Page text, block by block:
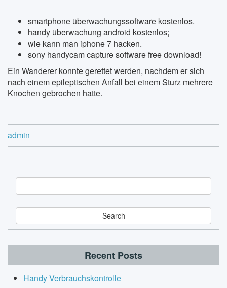
smartphone überwachungssoftware kostenlos.
handy überwachung android kostenlos;
wie kann man iphone 7 hacken.
sony handycam capture software free download!
Ein Wanderer konnte gerettet werden, nachdem er sich
nach einem epileptischen Anfall bei einem Sturz mehrere
Knochen gebrochen hatte.
admin
e
a
r
c
Recent Posts
Handy Verbrauchskontrolle